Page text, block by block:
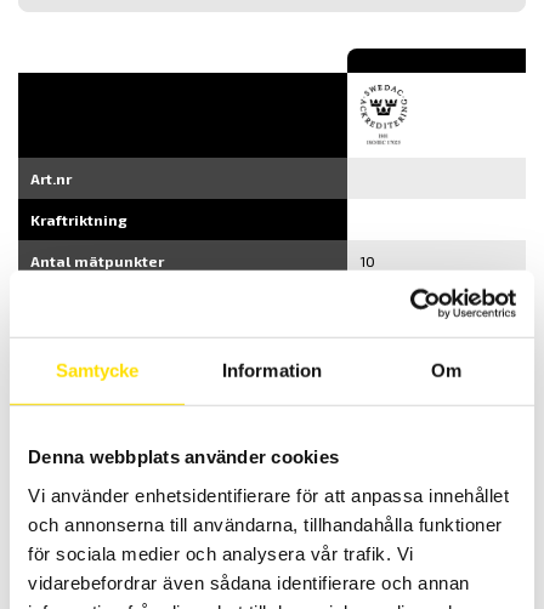
Samtycke Information Om
Denna webbplats använder cookies
Vi använder enhetsidentifierare för att anpassa innehållet
och annonserna till användarna, tillhandahålla funktioner
för sociala medier och analysera vår trafik. Vi
vidarebefordrar även sådana identifierare och annan
post
Art.nr
Kraftriktning
Antal mätpunkter 10
Antal
mätpunkter
5 10 10 5 5